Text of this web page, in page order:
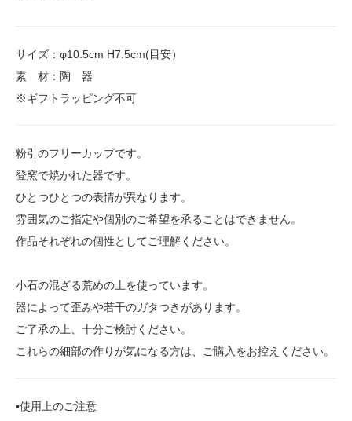
サイズ：φ10.5cm H7.5cm(目安）
素 材：陶 器
※ギフトラッピング不可
粉引のフリーカップです。
登窯で焼かれた器です。
ひとつひとつの表情が異なります。
雰囲気のご指定や個別のご希望を承ることはできません。
作品それぞれの個性としてご理解ください。
小石の混ざる荒めの土を使っています。
器によって歪みや若干のガタつきがあります。
ご了承の上、十分ご検討ください。
これらの細部の作りが気になる方は、ご購入をお控えください。
▪️使用上のご注意